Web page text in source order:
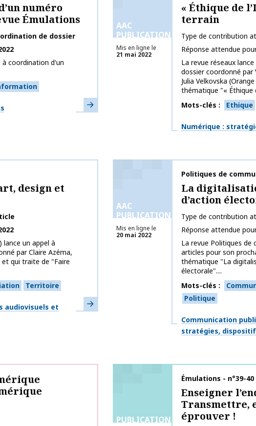
numéro
Émulations
de dossier
à coordination d'un
En savoir plus
AAC
PUBLICATIONS
Mis en ligne le
21 mai 2022
« Éthique de
terrain
Type de contribution
Réponse attendue
La revue réseaux
dossier coordonné par
Julia Velkovska
thématique "« Éthique
Mots-clés
Ethique
Thématiques
Numérique :
design et
lance un appel à
par Claire Azéma,
qui traite de "Faire
Territoire
audiovisuels et
En savoir plus
AAC
PUBLICATIONS
Mis en ligne le
20 mai 2022
Nom de la publication
Politiques de
La
d’action
Type de contribution
Réponse attendue
La revue Politiques de
articles pour son
thématique "La
électorale"....
Mots-clés
Politique
Thématiques
Communication
stratégies,
PUBLICATIONS
Nom de la publication
Émulations - n°39-40
Enseigner
Transmettre,
éprouver !